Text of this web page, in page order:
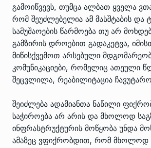
გამოიწვევს, თუმცა ალბათ ყველა
რომ შეუძლებელია ამ მასშტაბის და
სამუშაოების წარმოება თუ არ
გამზირის დროებით გადაკეტვა,
მიწისქვემოთ არსებული
კომუნიკაციები, რომელიც ათეული
შეცვლილა, რეაბილიტაცია
შეიძლება ადამიანთა ნაწილი
საჭიროება არ არის და მხოლოდ
ინფრასტრუქტურის მოწყობა უნდა
ამაზეც ვფიქრობდით, რომ მხოლოდ